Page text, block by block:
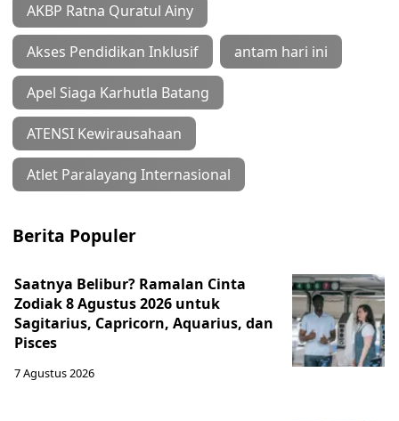
AKBP Ratna Quratul Ainy
Akses Pendidikan Inklusif antam hari ini
Apel Siaga Karhutla Batang
ATENSI Kewirausahaan
Atlet Paralayang Internasional
Berita Populer
Saatnya Belibur? Ramalan Cinta
Zodiak 8 Agustus 2026 untuk
Sagitarius, Capricorn, Aquarius, dan
Pisces
7 Agustus 2026